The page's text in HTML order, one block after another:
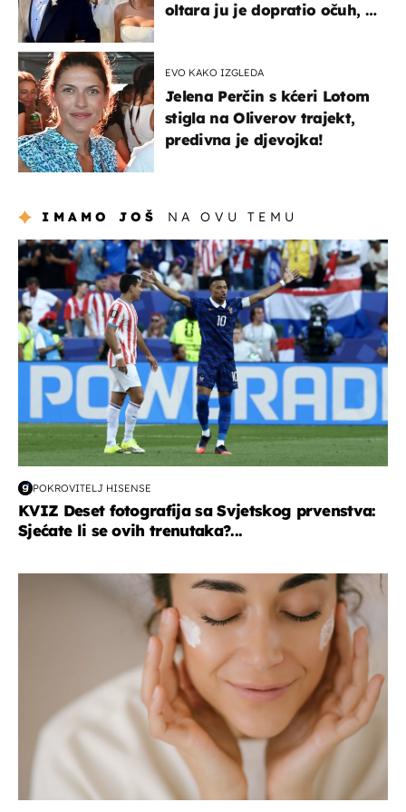
oltara ju je dopratio očuh, a
EVO KAKO IZGLEDA
Jelena Perčin s kćeri Lotom
stigla na Oliverov trajekt,
predivna je djevojka!
IMAMO JOŠ NA OVU TEMU
svjetsko prvenstvo 2026
POKROVITELJ HISENSE
KVIZ Deset fotografija sa Svjetskog prvenstva:
Sjećate li se ovih trenutaka?...
moda & ljepota